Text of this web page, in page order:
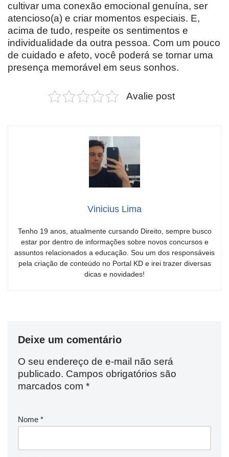
cultivar uma conexão emocional genuína, ser
atencioso(a) e criar momentos especiais. E,
acima de tudo, respeite os sentimentos e
individualidade da outra pessoa. Com um pouco
de cuidado e afeto, você poderá se tornar uma
presença memorável em seus sonhos.
Avalie post
Vinicius Lima
Tenho 19 anos, atualmente cursando Direito, sempre busco
estar por dentro de informações sobre novos concursos e
assuntos relacionados a educação. Sou um dos responsáveis
pela criação de conteúdo no Portal KD e irei trazer diversas
dicas e novidades!
Deixe um comentário
O seu endereço de e-mail não será
publicado. Campos obrigatórios são
marcados com *
Nome *